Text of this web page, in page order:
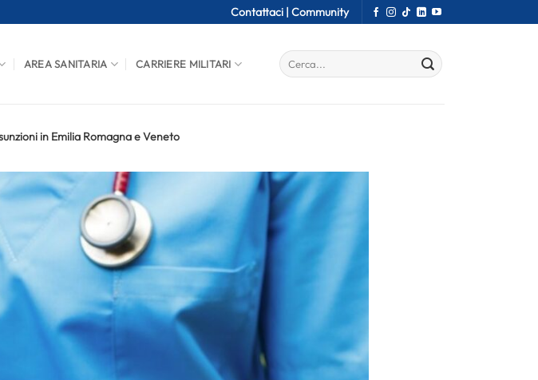
Contattaci | Community
AREA SANITARIA CARRIERE MILITARI
in Emilia Romagna e Veneto